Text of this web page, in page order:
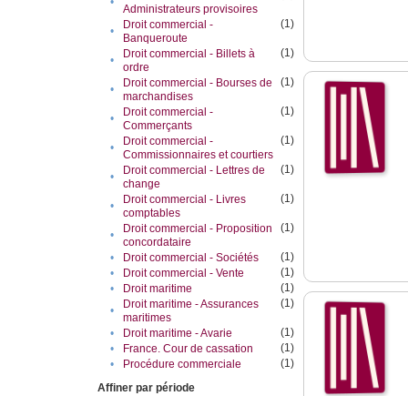
Administrateurs provisoires
•
Droit commercial -
Banqueroute
(1)
•
Droit commercial - Billets à
ordre
(1)
•
Droit commercial - Bourses de
marchandises
(1)
•
Droit commercial -
Commerçants
(1)
•
Droit commercial -
Commissionnaires et courtiers
(1)
•
Droit commercial - Lettres de
change
(1)
•
Droit commercial - Livres
comptables
(1)
•
Droit commercial - Proposition
concordataire
(1)
• Droit commercial - Sociétés
(1)
•
Droit commercial - Vente
(1)
•
Droit maritime
(1)
•
Droit maritime - Assurances
maritimes
(1)
• Droit maritime - Avarie
(1)
•
France. Cour de cassation
(1)
•
Procédure commerciale
(1)
Affiner par période